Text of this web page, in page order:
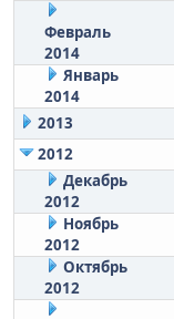
Февраль
2014
Январь
2014
2013
2012
Декабрь
2012
Ноябрь
2012
Октябрь
2012